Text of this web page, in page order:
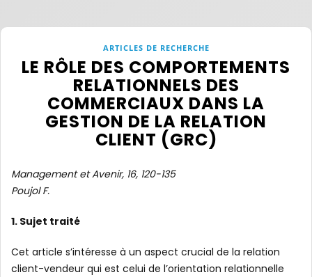
ARTICLES DE RECHERCHE
LE RÔLE DES COMPORTEMENTS
RELATIONNELS DES
COMMERCIAUX DANS LA
GESTION DE LA RELATION
CLIENT (GRC)
Management et Avenir, 16, 120-135
Poujol F.
1. Sujet traité
Cet article s’intéresse à un aspect crucial de la relation
client-vendeur qui est celui de l’orientation relationnelle